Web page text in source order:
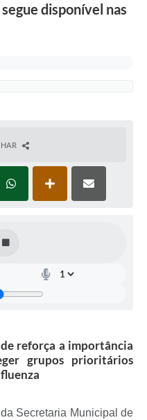
disponível nas
reforça a importância
grupos prioritários
Secretaria Municipal de